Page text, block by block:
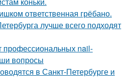
ответственная грёбано.
лучше всего подходят
профессиональных nail-
вопросы
в Санкт-Петербурге и